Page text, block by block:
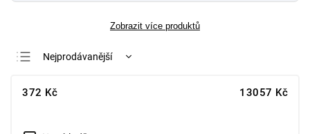
Zobrazit více produktů
Nejprodávanější
372 Kč 13057 Kč